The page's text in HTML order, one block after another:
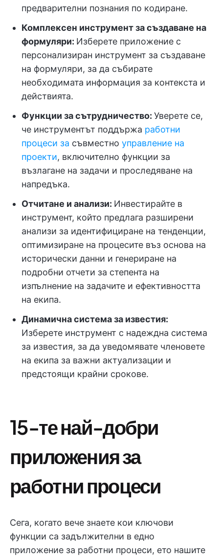
предварителни познания по кодиране.
Комплексен инструмент за създаване на
формуляри: Изберете приложение с
персонализиран инструмент за създаване
на формуляри, за да събирате
необходимата информация за контекста и
действията.
Функции за сътрудничество: Уверете се,
че инструментът поддържа работни
процеси за съвместно управление на
проекти, включително функции за
възлагане на задачи и проследяване на
напредъка.
Отчитане и анализи: Инвестирайте в
инструмент, който предлага разширени
анализи за идентифициране на тенденции,
оптимизиране на процесите въз основа на
исторически данни и генериране на
подробни отчети за степента на
изпълнение на задачите и ефективността
на екипа.
Динамична система за известия:
Изберете инструмент с надеждна система
за известия, за да уведомявате членовете
на екипа за важни актуализации и
предстоящи крайни срокове.
15-те най-добри
приложения за
работни процеси
Сега, когато вече знаете кои ключови
функции са задължителни в едно
приложение за работни процеси, ето нашите